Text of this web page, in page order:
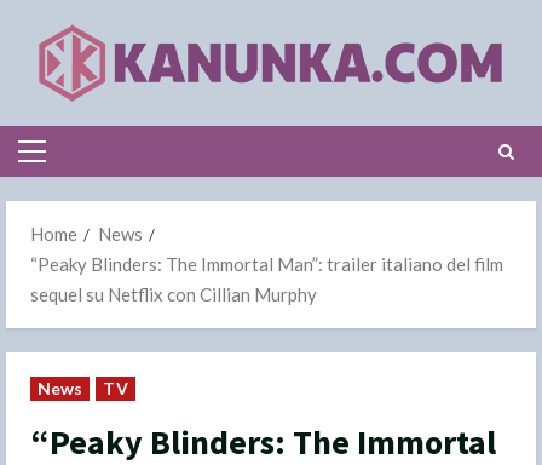
content
Primary
Home
News
“Peaky Blinders: The Immortal Man”: trailer italiano del film
sequel su Netflix con Cillian Murphy
News TV
“Peaky Blinders: The Immortal